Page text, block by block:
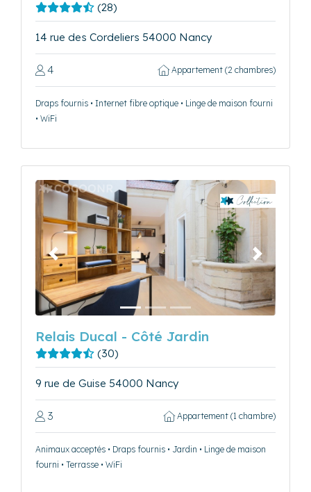
(28)
14 rue des Cordeliers 54000 Nancy
4 Appartement (2 chambres)
Draps fournis • Internet fibre optique • Linge de maison fourni
• WiFi
Précédent Suivant
Relais Ducal - Côté Jardin
(30)
9 rue de Guise 54000 Nancy
3 Appartement (1 chambre)
Animaux acceptés • Draps fournis • Jardin • Linge de maison
fourni • Terrasse • WiFi